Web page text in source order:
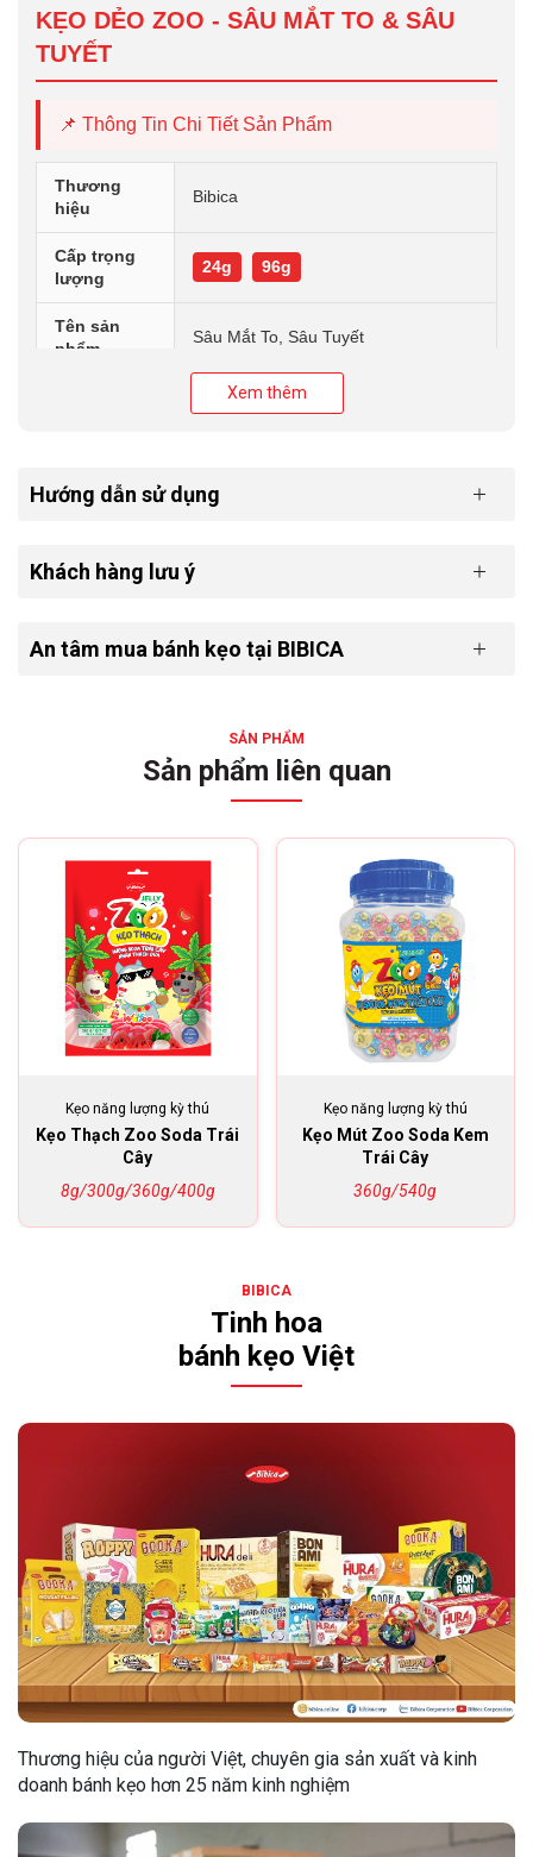
KẸO DẺO ZOO - SÂU MẮT TO & SÂU
TUYẾT
📌 Thông Tin Chi Tiết Sản Phẩm
Thương
hiệu
Bibica
Cấp trọng
lượng
24g 96g
Tên sản
phẩm
Sâu Mắt To, Sâu Tuyết
Nơi mát rượi, khô ráo, tránh để sát
rạt nơi có nhiệt độ cao.
Kẹo dẻo Zoo với tạo hình Sâu Mắt To và Sâu Tuyết ngộ
nhâm nhi mỗi ngày.
📦 Chọn Kích Cỡ Theo Nhu Cầu
Xem thêm
Hướng dẫn sử dụng
Khách hàng lưu ý
An tâm mua bánh kẹo tại BIBICA
SẢN PHẨM
Sản phẩm liên quan
Kẹo năng lượng kỳ thú
Kẹo Thạch Zoo Soda Trái
Cây
8g/300g/360g/400g
Kẹo năng lượng kỳ thú
Kẹo Mút Zoo Soda Kem
Trái Cây
360g/540g
BIBICA
Tinh hoa
bánh kẹo Việt
Thương hiệu của người Việt, chuyên gia sản xuất và kinh
doanh bánh kẹo hơn 25 năm kinh nghiệm